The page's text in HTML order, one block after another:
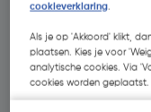
cookieverklaring.
Als je op 'Akkoord' klikt,
plaatsen. Kies je voor
analytische cookies. Via
cookies worden geplaatst.